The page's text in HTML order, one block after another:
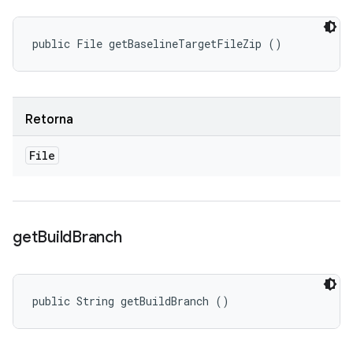
public File getBaselineTargetFileZip ()
Retorna
File
getBuildBranch
public String getBuildBranch ()